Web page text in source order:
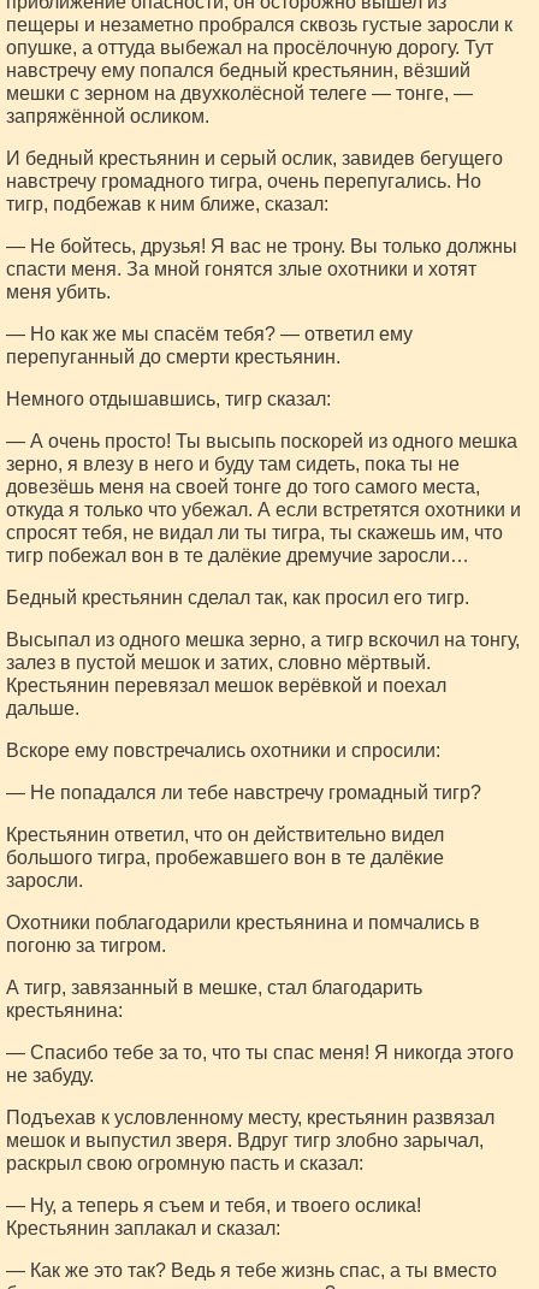
пещеры и незаметно пробрался сквозь густые заросли к
опушке, а оттуда выбежал на просёлочную дорогу. Тут
навстречу ему попался бедный крестьянин, вёзший
мешки с зерном на двухколёсной телеге — тонге, —
запряжённой осликом.
И бедный крестьянин и серый ослик, завидев бегущего
навстречу громадного тигра, очень перепугались. Но
тигр, подбежав к ним ближе, сказал:
— Не бойтесь, друзья! Я вас не трону. Вы только должны
спасти меня. За мной гонятся злые охотники и хотят
меня убить.
— Но как же мы спасём тебя? — ответил ему
перепуганный до смерти крестьянин.
Немного отдышавшись, тигр сказал:
— А очень просто! Ты высыпь поскорей из одного мешка
зерно, я влезу в него и буду там сидеть, пока ты не
довезёшь меня на своей тонге до того самого места,
откуда я только что убежал. А если встретятся охотники и
спросят тебя, не видал ли ты тигра, ты скажешь им, что
тигр побежал вон в те далёкие дремучие заросли…
Бедный крестьянин сделал так, как просил его тигр.
Высыпал из одного мешка зерно, а тигр вскочил на тонгу,
залез в пустой мешок и затих, словно мёртвый.
Крестьянин перевязал мешок верёвкой и поехал
дальше.
Вскоре ему повстречались охотники и спросили:
— Не попадался ли тебе навстречу громадный тигр?
Крестьянин ответил, что он действительно видел
большого тигра, пробежавшего вон в те далёкие
заросли.
Охотники поблагодарили крестьянина и помчались в
погоню за тигром.
А тигр, завязанный в мешке, стал благодарить
крестьянина:
— Спасибо тебе за то, что ты спас меня! Я никогда этого
не забуду.
Подъехав к условленному месту, крестьянин развязал
мешок и выпустил зверя. Вдруг тигр злобно зарычал,
раскрыл свою огромную пасть и сказал:
— Ну, а теперь я съем и тебя, и твоего ослика!
Крестьянин заплакал и сказал:
— Как же это так? Ведь я тебе жизнь спас, а ты вместо